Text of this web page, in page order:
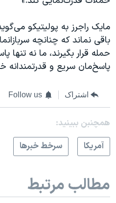
مایک راجرز به پولیتیکو
باقی نماند که چنانچه
حمله قرار بگیرند، ما نه تنها
پاسخ‌مان سریع و قدرتمندانه
اشتراک Follow us
همچنبن ببینید:
آمريکا
سرخط خبرها
مطالب مرتبط